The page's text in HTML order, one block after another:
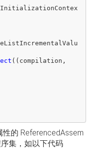
(( compilation ,
的 ReferencedAssem
集，如以下代码